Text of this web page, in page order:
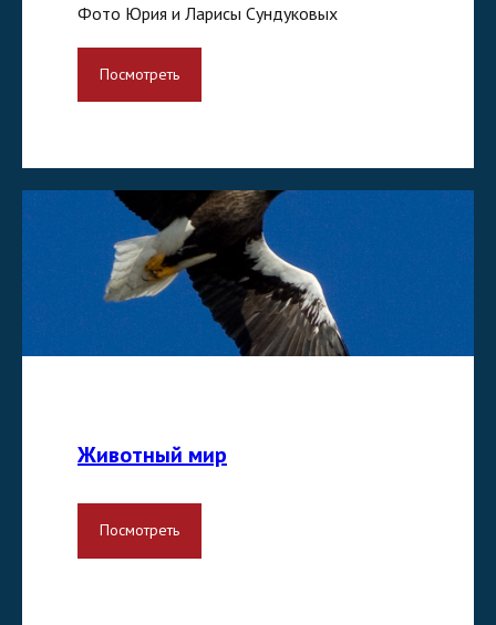
Фото Юрия и Ларисы Сундуковых
Посмотреть
Животный мир
Посмотреть